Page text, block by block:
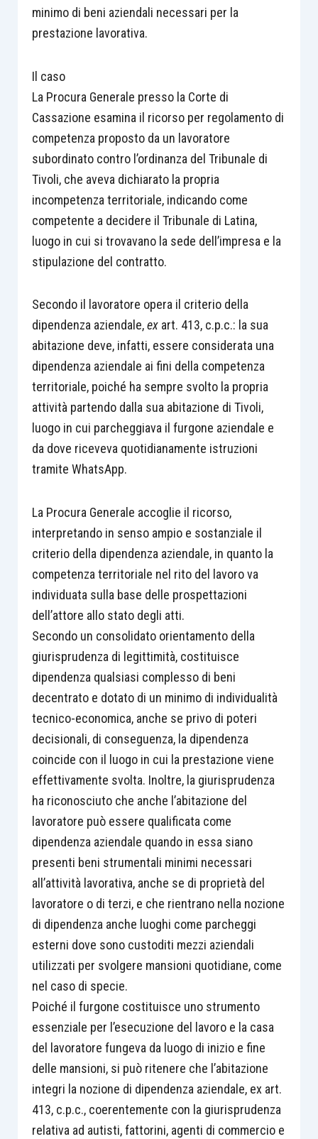
minimo di beni aziendali necessari per la
prestazione lavorativa.
Il caso
La Procura Generale presso la Corte di
Cassazione esamina il ricorso per regolamento di
competenza proposto da un lavoratore
subordinato contro l’ordinanza del Tribunale di
Tivoli, che aveva dichiarato la propria
incompetenza territoriale, indicando come
competente a decidere il Tribunale di Latina,
luogo in cui si trovavano la sede dell’impresa e la
stipulazione del contratto.
Secondo il lavoratore opera il criterio della
dipendenza aziendale,ex art. 413, c.p.c.: la sua
abitazione deve, infatti, essere considerata una
dipendenza aziendale ai fini della competenza
territoriale, poiché ha sempre svolto la propria
attività partendo dalla sua abitazione di Tivoli,
luogo in cui parcheggiava il furgone aziendale e
da dove riceveva quotidianamente istruzioni
tramite WhatsApp.
La Procura Generale accoglie il ricorso,
interpretando in senso ampio e sostanziale il
criterio della dipendenza aziendale, in quanto la
competenza territoriale nel rito del lavoro va
individuata sulla base delle prospettazioni
dell’attore allo stato degli atti.
Secondo un consolidato orientamento della
giurisprudenza di legittimità, costituisce
dipendenza qualsiasi complesso di beni
decentrato e dotato di un minimo di individualità
tecnico-economica, anche se privo di poteri
decisionali, di conseguenza, la dipendenza
coincide con il luogo in cui la prestazione viene
effettivamente svolta. Inoltre, la giurisprudenza
ha riconosciuto che anche l’abitazione del
lavoratore può essere qualificata come
dipendenza aziendale quando in essa siano
presenti beni strumentali minimi necessari
all’attività lavorativa, anche se di proprietà del
lavoratore o di terzi, e che rientrano nella nozione
di dipendenza anche luoghi come parcheggi
esterni dove sono custoditi mezzi aziendali
utilizzati per svolgere mansioni quotidiane, come
nel caso di specie.
Poiché il furgone costituisce uno strumento
essenziale per l’esecuzione del lavoro e la casa
del lavoratore fungeva da luogo di inizio e fine
delle mansioni, si può ritenere che l’abitazione
integri la nozione di dipendenza aziendale, ex art.
413, c.p.c., coerentemente con la giurisprudenza
relativa ad autisti, fattorini, agenti di commercio e